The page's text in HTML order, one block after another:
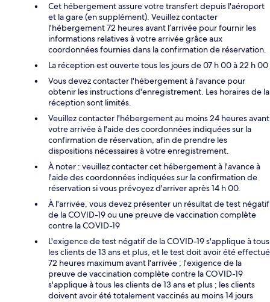
Cet hébergement assure votre transfert depuis l'aéroport
et la gare (en supplément). Veuillez contacter
l'hébergement 72 heures avant l’arrivée pour fournir les
informations relatives à votre arrivée grâce aux
coordonnées fournies dans la confirmation de réservation.
La réception est ouverte tous les jours de 07 h 00 à 22 h 00
Vous devez contacter l'hébergement à l'avance pour
obtenir les instructions d'enregistrement. Les horaires de la
réception sont limités.
Veuillez contacter l'hébergement au moins 24 heures avant
votre arrivée à l'aide des coordonnées indiquées sur la
confirmation de réservation, afin de prendre les
dispositions nécessaires à votre enregistrement.
À noter : veuillez contacter cet hébergement à l'avance à
l'aide des coordonnées indiquées sur la confirmation de
réservation si vous prévoyez d'arriver après 14 h 00.
À l'arrivée, vous devez présenter un résultat de test négatif
de la COVID-19 ou une preuve de vaccination complète
contre la COVID-19
L'exigence de test négatif de la COVID-19 s'applique à tous
les clients de 13 ans et plus, et le test doit avoir été effectué
72 heures maximum avant l'arrivée ; l'exigence de la
preuve de vaccination complète contre la COVID-19
s'applique à tous les clients de 13 ans et plus ; les clients
doivent avoir été totalement vaccinés au moins 14 jours